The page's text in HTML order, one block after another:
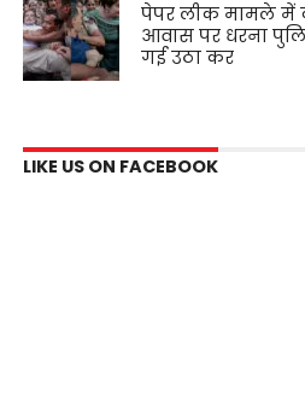
पेपर लीक मामले में
आवास पर धरना
गई उठा कर
LIKE US ON FACEBOOK